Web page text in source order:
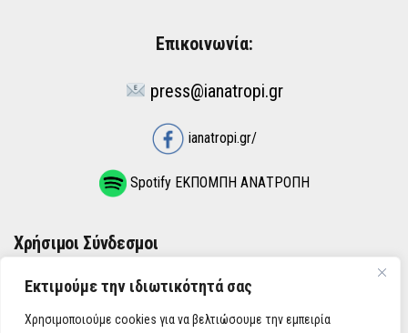
Εκτιμούμε την ιδιωτικότητά σας
Χρησιμοποιούμε cookies για να βελτιώσουμε την εμπειρία
Επικοινωνία:
press@ianatropi.gr
ianatropi.gr/
Spotify ΕΚΠΟΜΠΗ ΑΝΑΤΡΟΠΗ
Χρήσιμοι Σύνδεσμοι
ΌΡΟΙ ΧΡΉΣΗΣ
ΠΟΛΙΤΙΚΉ ΑΠΟΡΡΉΤΟΥ